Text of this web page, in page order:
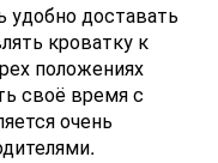
доставать
кроватку к
положениях
своё время с
очень